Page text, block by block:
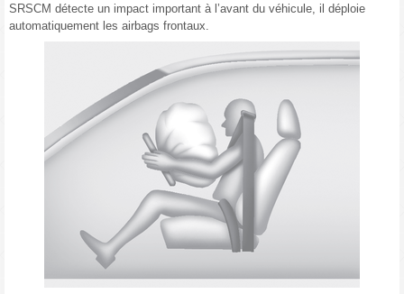
SRSCM détecte un impact important à l’avant du véhicule, il déploie
automatiquement les airbags frontaux.